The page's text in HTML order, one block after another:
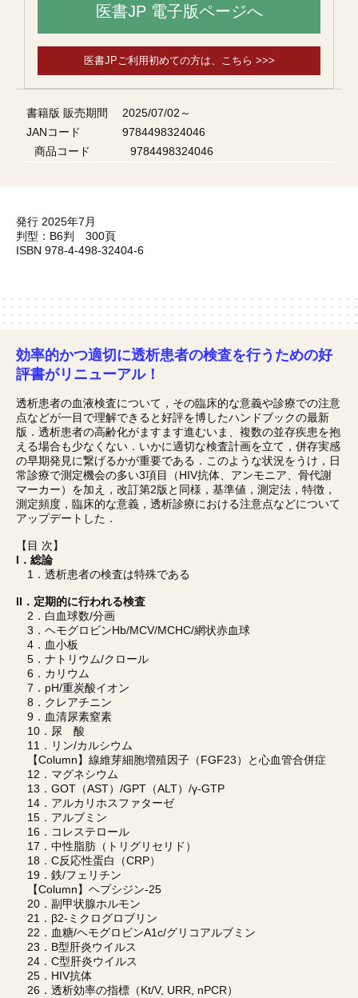
医書JP 電子版ページへ
医書JPご利用初めての方は、こちら >>>
書籍版 販売期間
2025/07/02～
JANコード
9784498324046
商品コード
9784498324046
発行 2025年7月
判型：B6判 300頁
ISBN 978-4-498-32404-6
効率的かつ適切に透析患者の検査を行うための好
評書がリニューアル！
透析患者の血液検査について，その臨床的な意義や診療での注意
点などが一目で理解できると好評を博したハンドブックの最新
版．透析患者の高齢化がますます進むいま、複数の並存疾患を抱
える場合も少なくない．いかに適切な検査計画を立て，併存実感
の早期発見に繋げるかが重要である．このような状況をうけ，日
常診療で測定機会の多い3項目（HIV抗体、アンモニア、骨代謝
マーカー）を加え，改訂第2版と同様，基準値，測定法，特徴，
測定頻度，臨床的な意義，透析診療における注意点などについて
アップデートした．
【目 次】
I．総論
1．透析患者の検査は特殊である
II．定期的に行われる検査
2．白血球数/分画
3．ヘモグロビンHb/MCV/MCHC/網状赤血球
4．血小板
5．ナトリウム/クロール
6．カリウム
7．pH/重炭酸イオン
8．クレアチニン
9．血清尿素窒素
10．尿 酸
11．リン/カルシウム
【Column】線維芽細胞増殖因子（FGF23）と心血管合併症
12．マグネシウム
13．GOT（AST）/GPT（ALT）/γ-GTP
14．アルカリホスファターゼ
15．アルブミン
16．コレステロール
17．中性脂肪（トリグリセリド）
18．C反応性蛋白（CRP）
19．鉄/フェリチン
【Column】ヘプシジン-25
20．副甲状腺ホルモン
21．β2-ミクログロブリン
22．血糖/ヘモグロビンA1c/グリコアルブミン
23．B型肝炎ウイルス
24．C型肝炎ウイルス
25．HIV抗体
26．透析効率の指標（Kt/V, URR, nPCR）